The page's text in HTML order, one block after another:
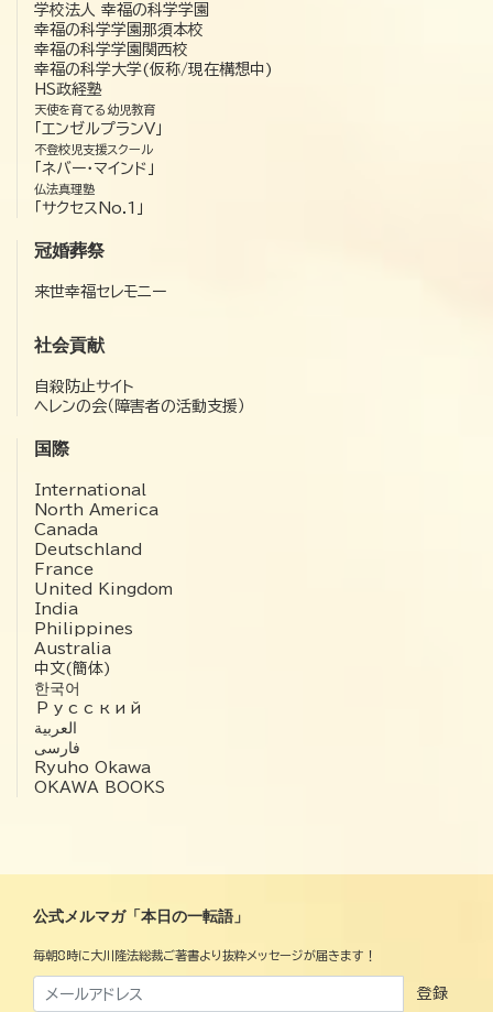
学校法人 幸福の科学学園
幸福の科学学園那須本校
幸福の科学学園関西校
幸福の科学大学(仮称/現在構想中)
HS政経塾
天使を育てる幼児教育
「エンゼルプランV」
不登校児支援スクール
「ネバー・マインド」
仏法真理塾
「サクセスNo.1」
冠婚葬祭
来世幸福セレモニー
社会貢献
自殺防止サイト
ヘレンの会（障害者の活動支援）
国際
International
North America
Canada
Deutschland
France
United Kingdom
India
Philippines
Australia
中文(簡体)
한국어
Русский
العربية‏
فارسی
Ryuho Okawa
OKAWA BOOKS
公式メルマガ「本日の一転語」
毎朝8時に大川隆法総裁ご著書より抜粋メッセージが届きます！
登録